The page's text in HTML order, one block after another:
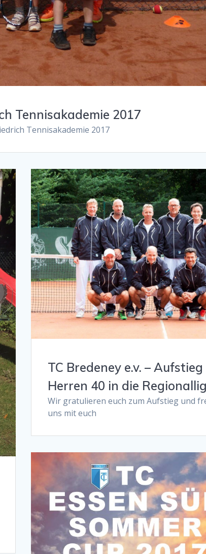
Tennisakademie 2017
Tennisakademie 2017
TC Bredeney e.v. –
Herren 40 in die
Wir gratulieren euch zum Aufstieg und
uns mit euch